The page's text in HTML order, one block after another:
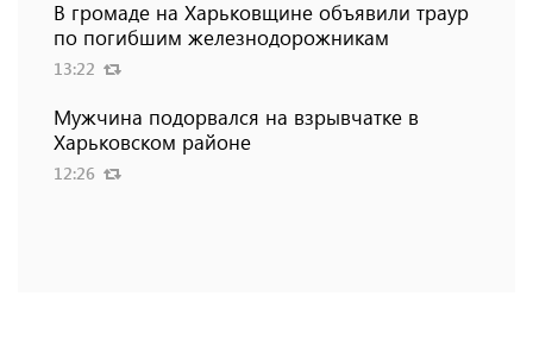
В громаде на Харьковщине объявили траур
по погибшим железнодорожникам
13:22
Мужчина подорвался на взрывчатке в
Харьковском районе
12:26